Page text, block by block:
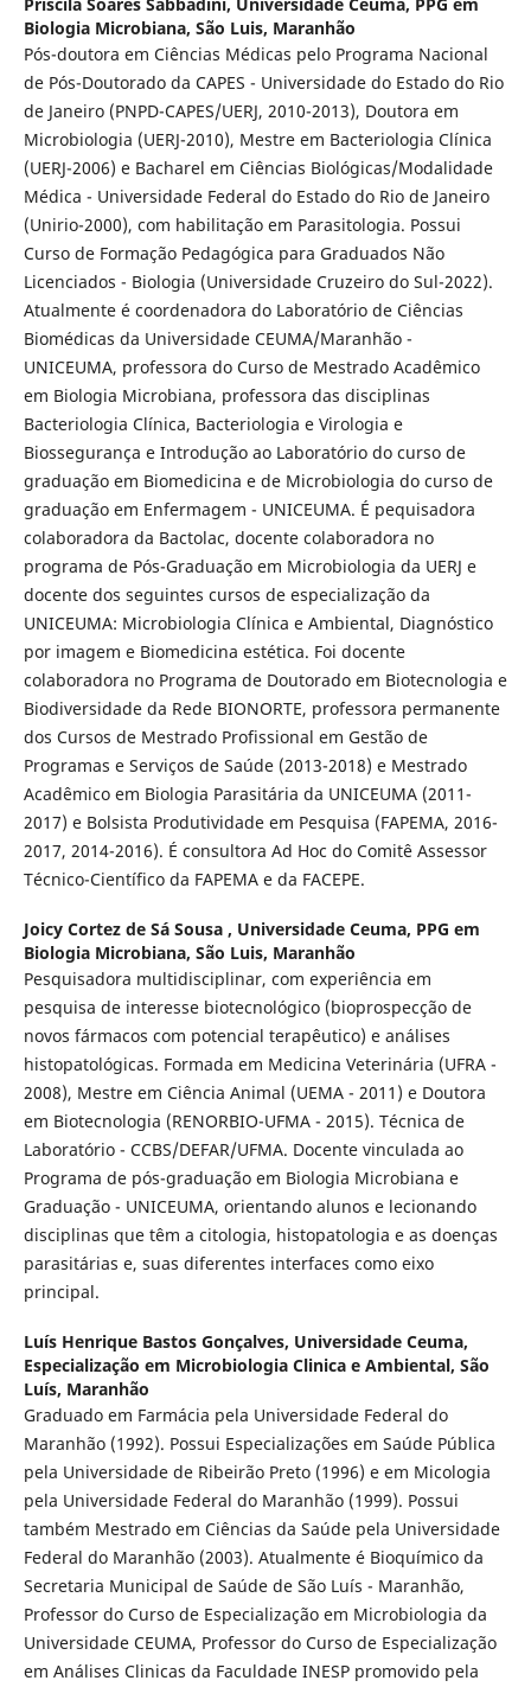
Biologia Microbiana, São Luis, Maranhão
Pós-doutora em Ciências Médicas pelo Programa Nacional
de Pós-Doutorado da CAPES - Universidade do Estado do Rio
de Janeiro (PNPD-CAPES/UERJ, 2010-2013), Doutora em
Microbiologia (UERJ-2010), Mestre em Bacteriologia Clínica
(UERJ-2006) e Bacharel em Ciências Biológicas/Modalidade
Médica - Universidade Federal do Estado do Rio de Janeiro
(Unirio-2000), com habilitação em Parasitologia. Possui
Curso de Formação Pedagógica para Graduados Não
Licenciados - Biologia (Universidade Cruzeiro do Sul-2022).
Atualmente é coordenadora do Laboratório de Ciências
Biomédicas da Universidade CEUMA/Maranhão -
UNICEUMA, professora do Curso de Mestrado Acadêmico
em Biologia Microbiana, professora das disciplinas
Bacteriologia Clínica, Bacteriologia e Virologia e
Biossegurança e Introdução ao Laboratório do curso de
graduação em Biomedicina e de Microbiologia do curso de
graduação em Enfermagem - UNICEUMA. É pequisadora
colaboradora da Bactolac, docente colaboradora no
programa de Pós-Graduação em Microbiologia da UERJ e
docente dos seguintes cursos de especialização da
UNICEUMA: Microbiologia Clínica e Ambiental, Diagnóstico
por imagem e Biomedicina estética. Foi docente
colaboradora no Programa de Doutorado em Biotecnologia e
Biodiversidade da Rede BIONORTE, professora permanente
dos Cursos de Mestrado Profissional em Gestão de
Programas e Serviços de Saúde (2013-2018) e Mestrado
Acadêmico em Biologia Parasitária da UNICEUMA (2011-
2017) e Bolsista Produtividade em Pesquisa (FAPEMA, 2016-
2017, 2014-2016). É consultora Ad Hoc do Comitê Assessor
Técnico-Científico da FAPEMA e da FACEPE.
Joicy Cortez de Sá Sousa , Universidade Ceuma, PPG em
Biologia Microbiana, São Luis, Maranhão
Pesquisadora multidisciplinar, com experiência em
pesquisa de interesse biotecnológico (bioprospecção de
novos fármacos com potencial terapêutico) e análises
histopatológicas. Formada em Medicina Veterinária (UFRA -
2008), Mestre em Ciência Animal (UEMA - 2011) e Doutora
em Biotecnologia (RENORBIO-UFMA - 2015). Técnica de
Laboratório - CCBS/DEFAR/UFMA. Docente vinculada ao
Programa de pós-graduação em Biologia Microbiana e
Graduação - UNICEUMA, orientando alunos e lecionando
disciplinas que têm a citologia, histopatologia e as doenças
parasitárias e, suas diferentes interfaces como eixo
principal.
Luís Henrique Bastos Gonçalves, Universidade Ceuma,
Especialização em Microbiologia Clinica e Ambiental, São
Luís, Maranhão
Graduado em Farmácia pela Universidade Federal do
Maranhão (1992). Possui Especializações em Saúde Pública
pela Universidade de Ribeirão Preto (1996) e em Micologia
pela Universidade Federal do Maranhão (1999). Possui
também Mestrado em Ciências da Saúde pela Universidade
Federal do Maranhão (2003). Atualmente é Bioquímico da
Secretaria Municipal de Saúde de São Luís - Maranhão,
Professor do Curso de Especialização em Microbiologia da
Universidade CEUMA, Professor do Curso de Especialização
em Análises Clinicas da Faculdade INESP promovido pela